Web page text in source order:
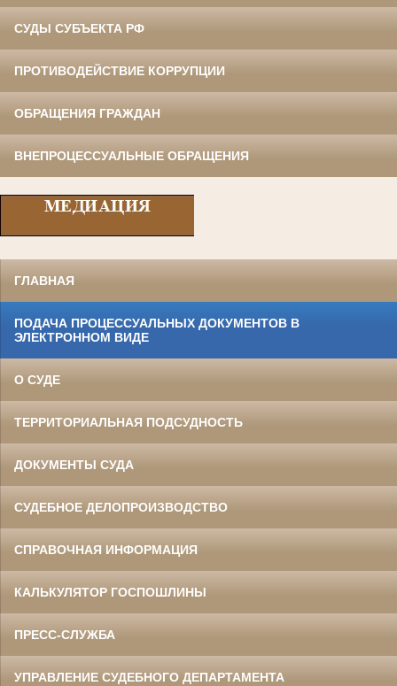
СУДЫ СУБЪЕКТА РФ
ПРОТИВОДЕЙСТВИЕ КОРРУПЦИИ
ОБРАЩЕНИЯ ГРАЖДАН
ВНЕПРОЦЕССУАЛЬНЫЕ ОБРАЩЕНИЯ
ГЛАВНАЯ
ПОДАЧА ПРОЦЕССУАЛЬНЫХ ДОКУМЕНТОВ В
ЭЛЕКТРОННОМ ВИДЕ
О СУДЕ
ТЕРРИТОРИАЛЬНАЯ ПОДСУДНОСТЬ
ДОКУМЕНТЫ СУДА
СУДЕБНОЕ ДЕЛОПРОИЗВОДСТВО
СПРАВОЧНАЯ ИНФОРМАЦИЯ
КАЛЬКУЛЯТОР ГОСПОШЛИНЫ
ПРЕСС-СЛУЖБА
УПРАВЛЕНИЕ СУДЕБНОГО ДЕПАРТАМЕНТА